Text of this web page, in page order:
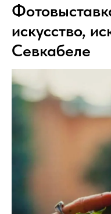
искусство,
Севкабеле